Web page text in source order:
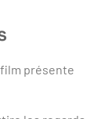
présente